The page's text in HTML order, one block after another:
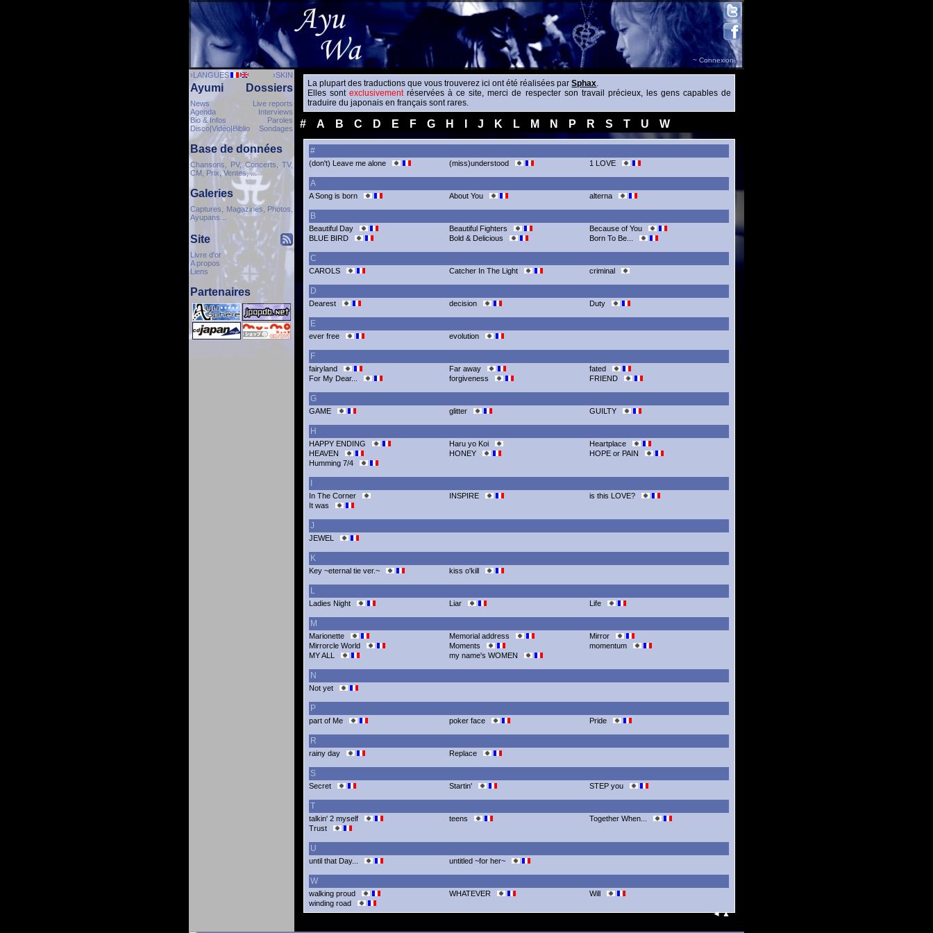
~ Connexion ~
›LANGUES ›SKIN
Ayumi
News
Agenda
Bio & Infos
Disco|Vidéo|Biblio
Dossiers
Live reports
Interviews
Paroles
Sondages
Base de données
Chansons, PV, Concerts, TV,
CM, Prix, Ventes, ...
Galeries
Captures, Magazines, Photos,
Ayupans...
Site
Livre d'or
A propos
Liens
Partenaires
La plupart des traductions que vous trouverez ici ont été réalisées parSphax.
Elles sontexclusivementréservées à ce site, merci de respecter son travail précieux, les gens capables de
traduire du japonais en français sont rares.
# A B C D E F G H J K L M N P R S T U W
#
(don't) Leave me alone (miss)understood 1 LOVE
A
A Song is born About You alterna
B
Beautiful Day Beautiful Fighters
Because of You
BLUE BIRD
Bold & Delicious Born To Be...
C
CAROLS Catcher In The Light criminal
D
Dearest decision Duty
E
ever free evolution
F
fairyland Far away
fated
For My Dear...
forgiveness FRIEND
G
GAME glitter GUILTY
H
HAPPY ENDING Haru yo Koi
Heartplace
HEAVEN
HONEY
HOPE or PAIN
Humming 7/4
In The Corner INSPIRE
is this LOVE?
It was
J
JEWEL
K
Key ~eternal tie ver.~ kiss o'kill
L
Ladies Night Liar Life
M
Marionette Memorial address
Mirror
Mirrorcle World
Moments
momentum
MY ALL
my name's WOMEN
N
Not yet
P
part of Me poker face Pride
R
rainy day Replace
S
Secret Startin' STEP you
T
talkin' 2 myself teens
Together When...
Trust
U
until that Day... untitled ~for her~
W
walking proud WHATEVER
Will
winding road
▲
◄